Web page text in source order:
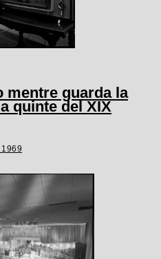
mentre guarda la
quinte del XIX